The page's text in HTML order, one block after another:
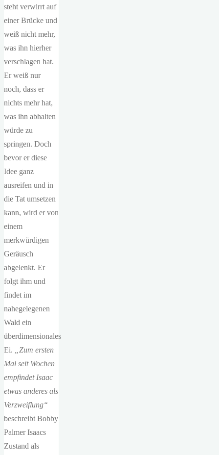
steht verwirrt auf
einer Brücke und
weiß nicht mehr,
was ihn hierher
verschlagen hat.
Er weiß nur
noch, dass er
nichts mehr hat,
was ihn abhalten
würde zu
springen. Doch
bevor er diese
Idee ganz
ausreifen und in
die Tat umsetzen
kann, wird er von
einem
merkwürdigen
Geräusch
abgelenkt. Er
folgt ihm und
findet im
nahegelegenen
Wald ein
überdimensionales
Ei.
„Zum ersten
Mal seit Wochen
empfindet Isaac
etwas anderes als
Verzweiflung“
beschreibt Bobby
Palmer Isaacs
Zustand als